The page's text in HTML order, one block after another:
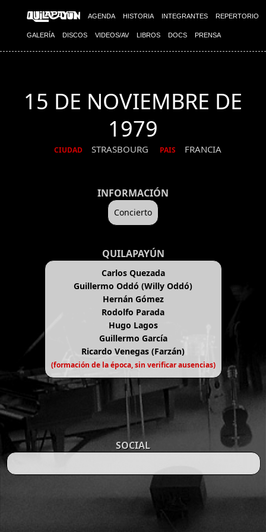
AGENDA HISTORIA INTEGRANTES REPERTORIO
GALERÍA DISCOS VIDEOS/AV LIBROS DOCS PRENSA
15 DE NOVIEMBRE DE
1979
CIUDAD STRASBOURG PAIS FRANCIA
INFORMACIÓN
Concierto
QUILAPAYÚN
Carlos Quezada
Guillermo Oddó (Willy Oddó)
Hernán Gómez
Rodolfo Parada
Hugo Lagos
Guillermo García
Ricardo Venegas (Farzán)
(formación de la época, sin verificar ausencias)
SOCIAL